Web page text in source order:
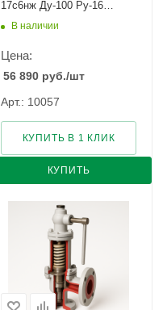
17с6нж Ду-100 Ру-16
Рн-0,8...1,6
В наличии
Цена:
56 890 руб./шт
Арт.: 10057
КУПИТЬ
КУПИТЬ В 1 КЛИК